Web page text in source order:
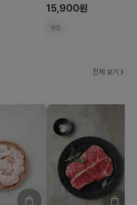
15,900원
냉장
전체 보기